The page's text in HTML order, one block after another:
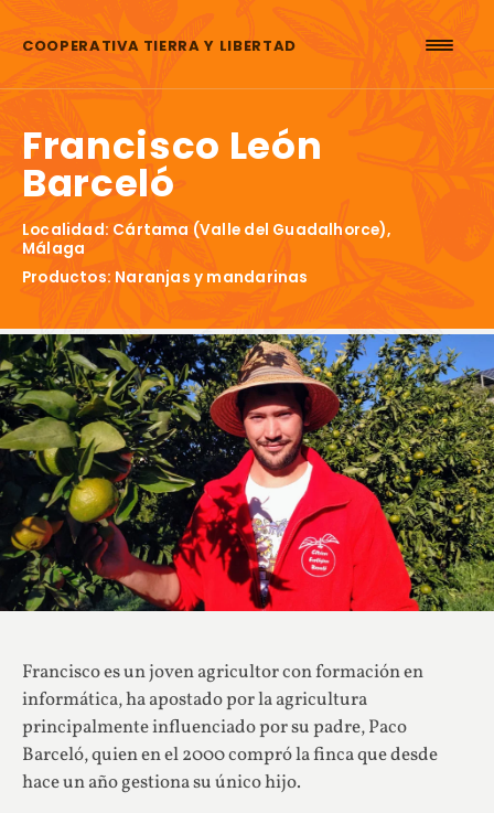
COOPERATIVA TIERRA Y LIBERTAD
Francisco León
Barceló
Localidad: Cártama (Valle del Guadalhorce),
Málaga
Productos: Naranjas y mandarinas
Francisco es un joven agricultor con formación en
informática, ha apostado por la agricultura
principalmente influenciado por su padre, Paco
Barceló, quien en el 2000 compró la finca que desde
hace un año gestiona su único hijo.